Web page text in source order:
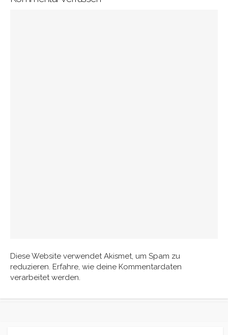
Diese Website verwendet Akismet, um Spam zu
reduzieren. Erfahre, wie deine Kommentardaten
verarbeitet werden.